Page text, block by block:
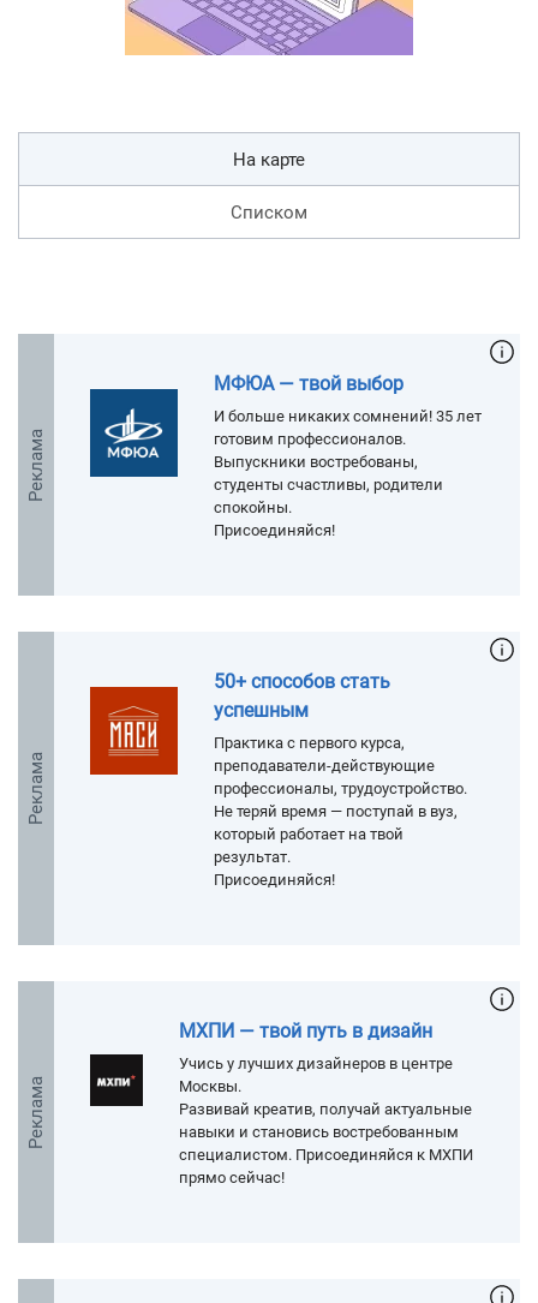
На карте
Списком
Реклама
МФЮА — твой выбор
И больше никаких сомнений! 35 лет
готовим профессионалов.
Выпускники востребованы,
студенты счастливы, родители
спокойны.
Присоединяйся!
Реклама
50+ способов стать
успешным
Практика с первого курса,
преподаватели-действующие
профессионалы, трудоустройство.
Не теряй время — поступай в вуз,
который работает на твой
результат.
Присоединяйся!
Реклама
МХПИ — твой путь в дизайн
Учись у лучших дизайнеров в центре
Москвы.
Развивай креатив, получай актуальные
навыки и становись востребованным
специалистом. Присоединяйся к МХПИ
прямо сейчас!